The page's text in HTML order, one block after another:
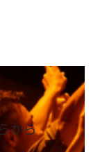
から